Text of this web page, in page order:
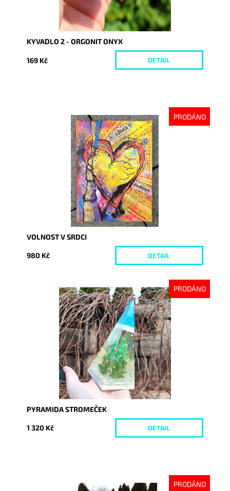
KYVADLO 2 - ORGONIT ONYX
169 Kč DETAIL
PRODÁNO
Vyprodáno
5070
VOLNOST V SRDCI
980 Kč DETAIL
PRODÁNO
Dostupnost:
Vyprodáno
5613
PYRAMIDA STROMEČEK
1 320 Kč DETAIL
PRODÁNO